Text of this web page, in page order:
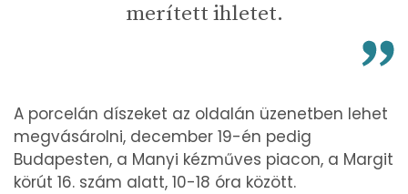
merített ihletet.
A porcelán díszeket az oldalán üzenetben lehet
megvásárolni, december 19-én pedig
Budapesten, a Manyi kézműves piacon, a Margit
körút 16. szám alatt, 10-18 óra között.